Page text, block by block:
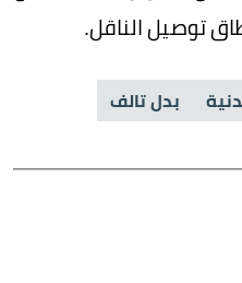
توصيل الناقل.
بدل تالف